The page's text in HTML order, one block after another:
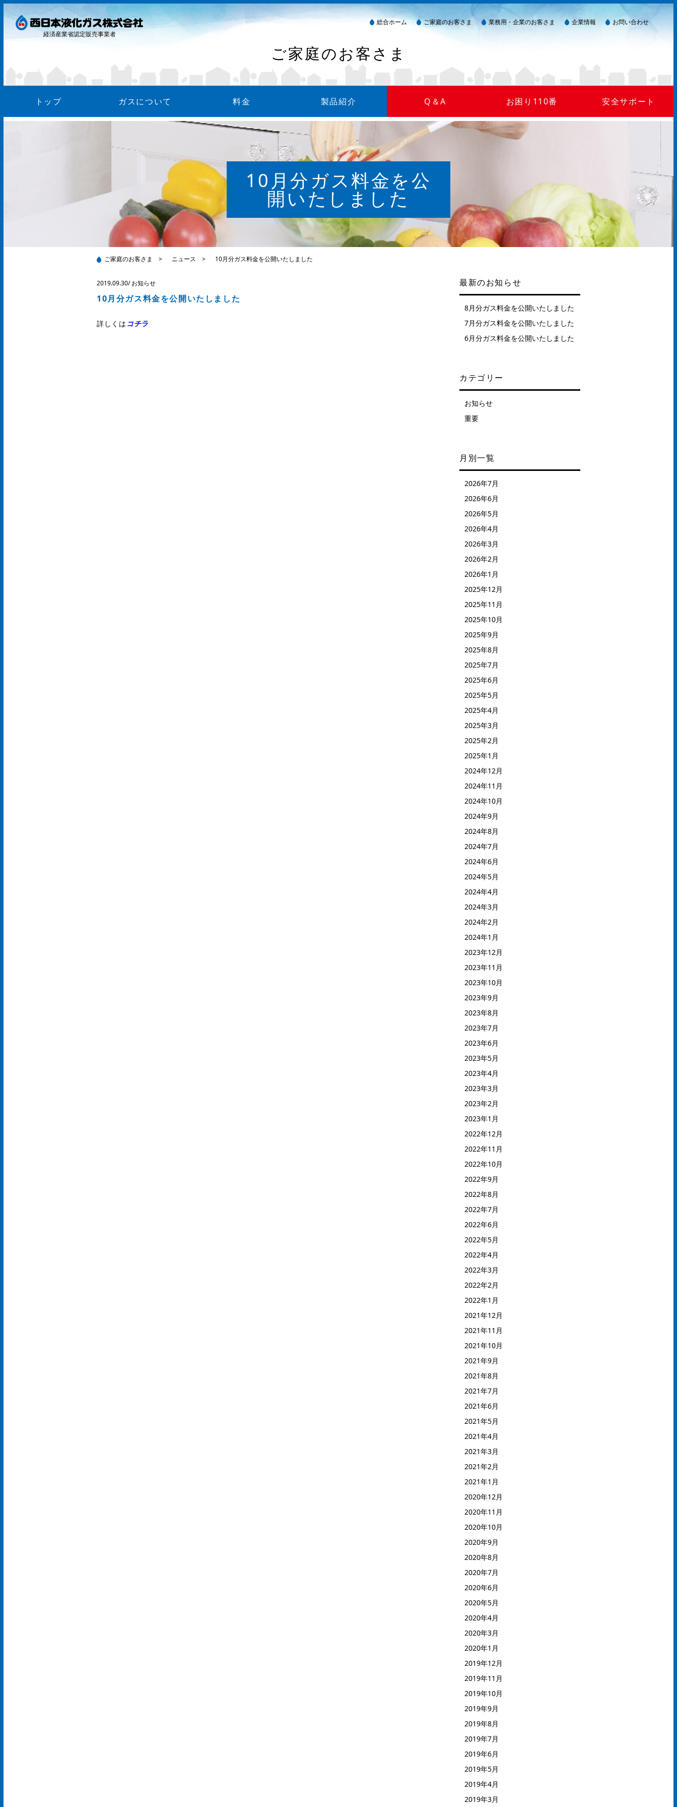
経済産業省認定販売事業者
総合ホーム ご家庭のお客さま 業務用・企業のお客さま 企業情報 お問い合わせ
ご家庭のお客さま
トップ ガスについて 料金
ガス料金について
お支払方法
WEB明細について
製品紹介
ガス衣類乾燥機（乾太くん）
ウォーターサーバー
Q＆A お困り110番
ガス臭い(警報器作動)
LPガスを安全にご使用いただくために
災害が起きたら
ガスが出ない
安全サポート
10月分ガス料金を公
開いたしました
ご家庭のお客さま > ニュース > 10月分ガス料金を公開いたしました
2019.09.30/お知らせ
10月分ガス料金を公開いたしました
詳しくは コチラ
最新のお知らせ
8月分ガス料金を公開いたしました
7月分ガス料金を公開いたしました
6月分ガス料金を公開いたしました
カテゴリー
お知らせ
重要
月別一覧
2026年7月
2026年6月
2026年5月
2026年4月
2026年3月
2026年2月
2026年1月
2025年12月
2025年11月
2025年10月
2025年9月
2025年8月
2025年7月
2025年6月
2025年5月
2025年4月
2025年3月
2025年2月
2025年1月
2024年12月
2024年11月
2024年10月
2024年9月
2024年8月
2024年7月
2024年6月
2024年5月
2024年4月
2024年3月
2024年2月
2024年1月
2023年12月
2023年11月
2023年10月
2023年9月
2023年8月
2023年7月
2023年6月
2023年5月
2023年4月
2023年3月
2023年2月
2023年1月
2022年12月
2022年11月
2022年10月
2022年9月
2022年8月
2022年7月
2022年6月
2022年5月
2022年4月
2022年3月
2022年2月
2022年1月
2021年12月
2021年11月
2021年10月
2021年9月
2021年8月
2021年7月
2021年6月
2021年5月
2021年4月
2021年3月
2021年2月
2021年1月
2020年12月
2020年11月
2020年10月
2020年9月
2020年8月
2020年7月
2020年6月
2020年5月
2020年4月
2020年3月
2020年1月
2019年12月
2019年11月
2019年10月
2019年9月
2019年8月
2019年7月
2019年6月
2019年5月
2019年4月
2019年3月